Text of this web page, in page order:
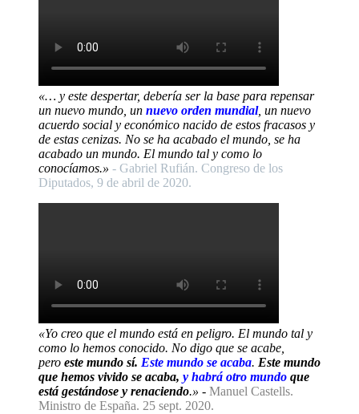
«… y este despertar, debería ser la base para repensar
un nuevo mundo, un nuevo orden mundial, un nuevo
acuerdo social y económico nacido de estos fracasos y
de estas cenizas. No se ha acabado el mundo, se ha
acabado un mundo. El mundo tal y como lo
conocíamos.» - Gabriel Rufián. Congreso de los
Diputados, 9 de abril de 2020.
«Yo creo que el mundo está en peligro. El mundo tal y
como lo hemos conocido. No digo que se acabe,
pero este mundo sí. Este mundo se acaba. Este mundo
que hemos vivido se acaba, y habrá otro mundo que
está gestándose y renaciendo.» - Manuel Castells.
Ministro de España. 25 sept. 2020.